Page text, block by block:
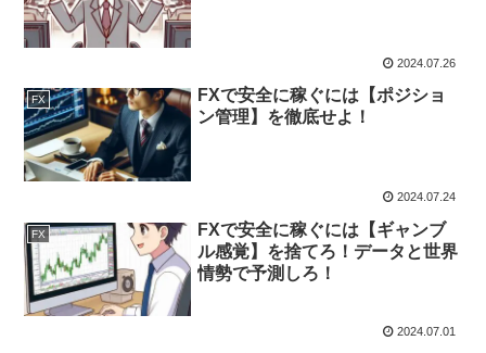
2024.07.26
FX
FXで安全に稼ぐには【ポジショ
ン管理】を徹底せよ！
2024.07.24
FX
FXで安全に稼ぐには【ギャンブ
ル感覚】を捨てろ！データと世界
情勢で予測しろ！
2024.07.01